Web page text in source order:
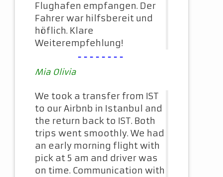
Flughafen empfangen. Der
Fahrer war hilfsbereit und
höflich. Klare
Weiterempfehlung!
--------
Mia Olivia
We took a transfer from IST
to our Airbnb in Istanbul and
the return back to IST. Both
trips went smoothly. We had
an early morning flight with
pick at 5 am and driver was
on time. Communication with